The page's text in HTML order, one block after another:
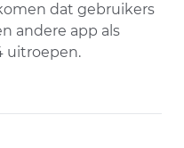
dat gebruikers
andere app als
uitroepen.